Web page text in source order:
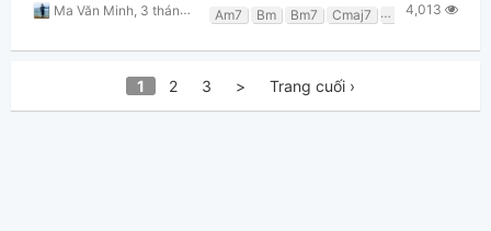
Ma Văn Minh, 3 tháng 04, 2021 lúc 05:41am Am7 Bm Bm7 Cmaj7 D Em Em7
4,013
1 2 3 > Trang cuối ›